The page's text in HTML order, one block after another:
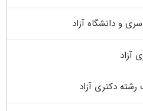
و دانشگاه آزاد
آزاد
دکتری آزاد